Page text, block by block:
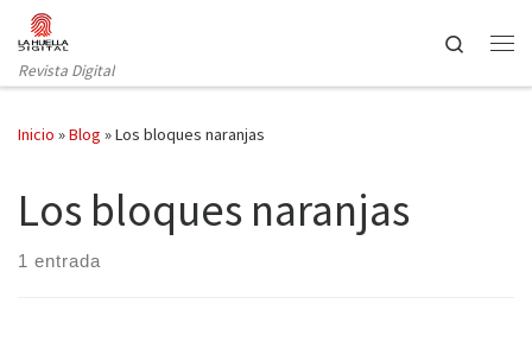
Saltar al contenido
Revista Digital
Search
Inicio »Blog »Los bloques naranjas
Los bloques naranjas
1 entrada